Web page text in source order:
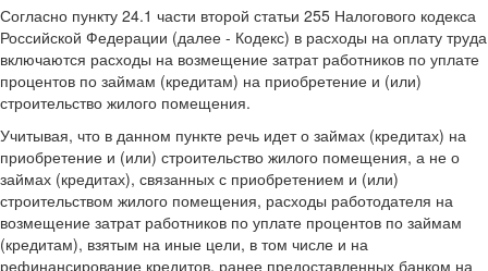
Согласно пункту 24.1 части второй статьи 255 Налогового кодекса
Российской Федерации (далее - Кодекс) в расходы на оплату труда
включаются расходы на возмещение затрат работников по уплате
процентов по займам (кредитам) на приобретение и (или)
строительство жилого помещения.
Учитывая, что в данном пункте речь идет о займах (кредитах) на
приобретение и (или) строительство жилого помещения, а не о
займах (кредитах), связанных с приобретением и (или)
строительством жилого помещения, расходы работодателя на
возмещение затрат работников по уплате процентов по займам
(кредитам), взятым на иные цели, в том числе и на
рефинансирование кредитов, ранее предоставленных банком на